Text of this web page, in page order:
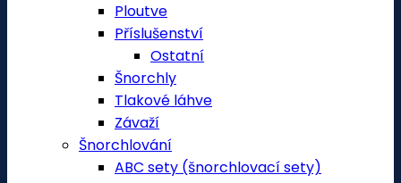
Ploutve
Příslušenství
Ostatní
Šnorchly
Tlakové láhve
Závaží
Šnorchlování
ABC sety (šnorchlovací sety)